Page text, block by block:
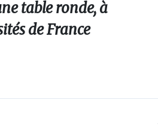
table ronde, à
de France